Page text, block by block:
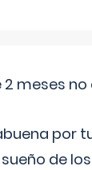
meses
por
de